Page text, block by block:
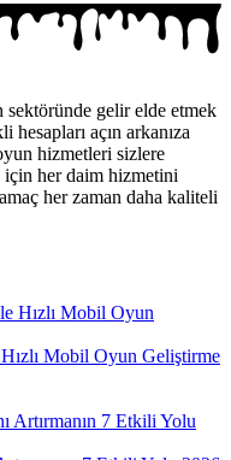
gelir elde etmek
açın arkanıza
hizmetleri sizlere
için her daim hizmetini
her zaman daha kaliteli
Mobil Oyun Geliştirme